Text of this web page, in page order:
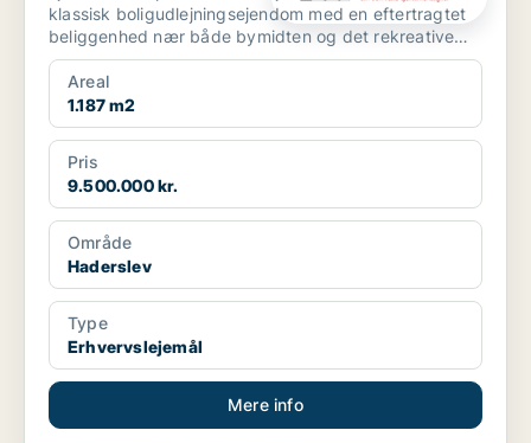
klassisk boligudlejningsejendom med en eftertragtet
beliggenhed nær både bymidten og det rekreative
havnemi...
Areal
1.187 m2
Pris
9.500.000 kr.
Område
Haderslev
Type
Erhvervslejemål
Mere info